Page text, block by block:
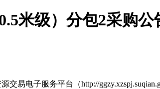
米级）分包2采购公
易电子服务平台（http://